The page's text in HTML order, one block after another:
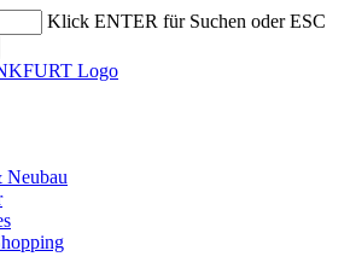
Klick ENTER für Suchen oder ESC